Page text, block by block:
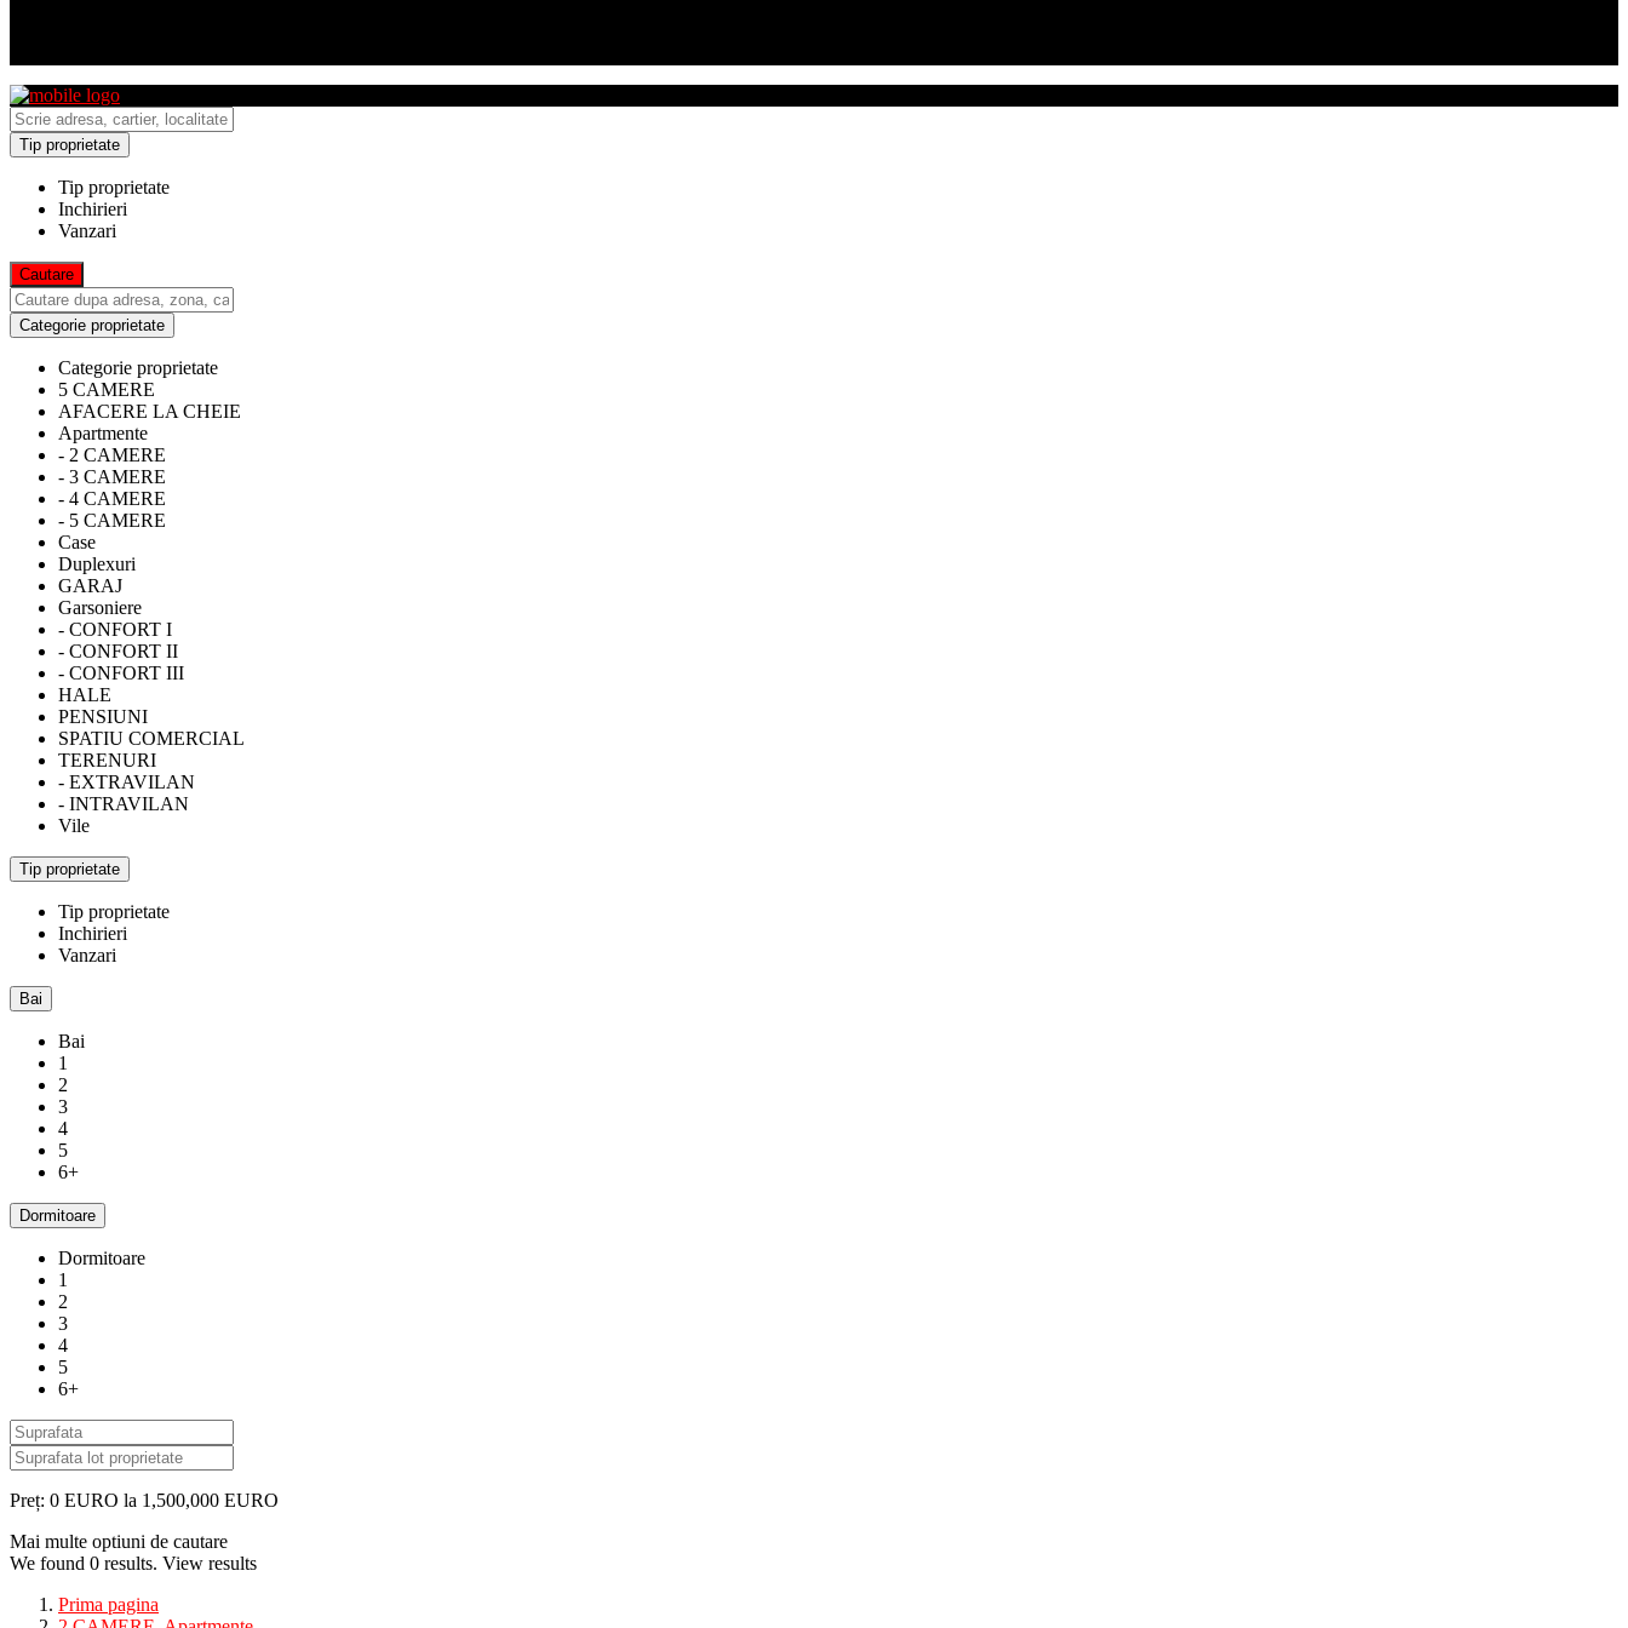
Tip proprietate
Tip proprietate
Inchirieri
Vanzari
Categorie proprietate
Categorie proprietate
5 CAMERE
AFACERE LA CHEIE
Apartmente
- 2 CAMERE
- 3 CAMERE
- 4 CAMERE
- 5 CAMERE
Case
Duplexuri
GARAJ
Garsoniere
- CONFORT I
- CONFORT II
- CONFORT III
HALE
PENSIUNI
SPATIU COMERCIAL
TERENURI
- EXTRAVILAN
- INTRAVILAN
Vile
Tip proprietate
Tip proprietate
Inchirieri
Vanzari
Bai
Bai
1
2
3
4
5
6+
Dormitoare
Dormitoare
1
2
3
4
5
6+
Preț: 0 EURO la 1,500,000 EURO
Mai multe optiuni de cautare
We found 0 results. View results
Prima pagina